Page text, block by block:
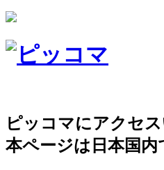
ピッコマにアクセ
本ページは日本国内